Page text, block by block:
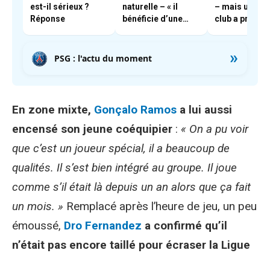
est-il sérieux ?
Réponse
naturelle – « il
bénéficie d’une
– mais un
club a pris les
PSG : l'actu du moment »
En zone mixte, Gonçalo Ramos a lui aussi
encensé son jeune coéquipier : « On a pu voir
que c’est un joueur spécial, il a beaucoup de
qualités. Il s’est bien intégré au groupe. Il joue
comme s’il était là depuis un an alors que ça fait
un mois. » Remplacé après l’heure de jeu, un peu
émoussé, Dro Fernandez a confirmé qu’il
n’était pas encore taillé pour écraser la Ligue